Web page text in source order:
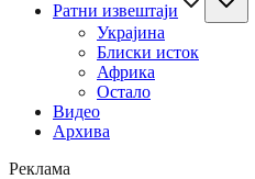
Ратни извештаји
Украјина
Блиски исток
Африка
Остало
Видео
Архива
Реклама